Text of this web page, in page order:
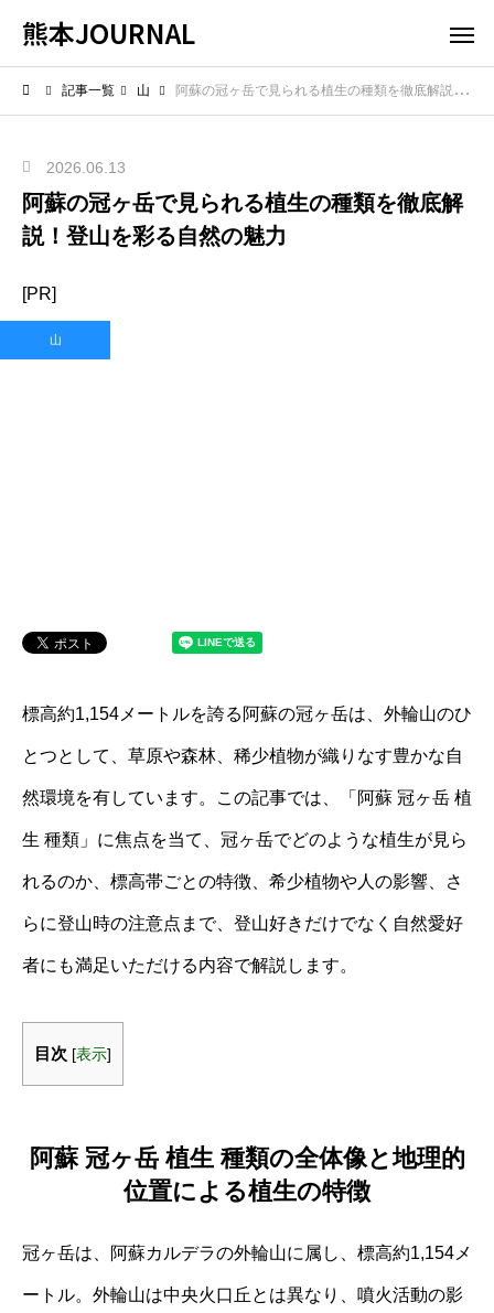
熊本JOURNAL
記事一覧 山 阿蘇の冠ヶ岳で見られる植生の種類を徹底解説！登山を彩る自然の魅力
2026.06.13
阿蘇の冠ヶ岳で見られる植生の種類を徹底解
説！登山を彩る自然の魅力
[PR]
山
標高約1,154メートルを誇る阿蘇の冠ヶ岳は、外輪山のひ
とつとして、草原や森林、稀少植物が織りなす豊かな自
然環境を有しています。この記事では、「阿蘇 冠ヶ岳 植
生 種類」に焦点を当て、冠ヶ岳でどのような植生が見ら
れるのか、標高帯ごとの特徴、希少植物や人の影響、さ
らに登山時の注意点まで、登山好きだけでなく自然愛好
者にも満足いただける内容で解説します。
目次 [表示]
阿蘇 冠ヶ岳 植生 種類の全体像と地理的
位置による植生の特徴
冠ヶ岳は、阿蘇カルデラの外輪山に属し、標高約1,154メ
ートル。外輪山は中央火口丘とは異なり、噴火活動の影